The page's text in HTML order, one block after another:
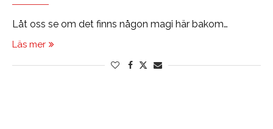
Låt oss se om det finns någon magi här bakom…
Läs mer